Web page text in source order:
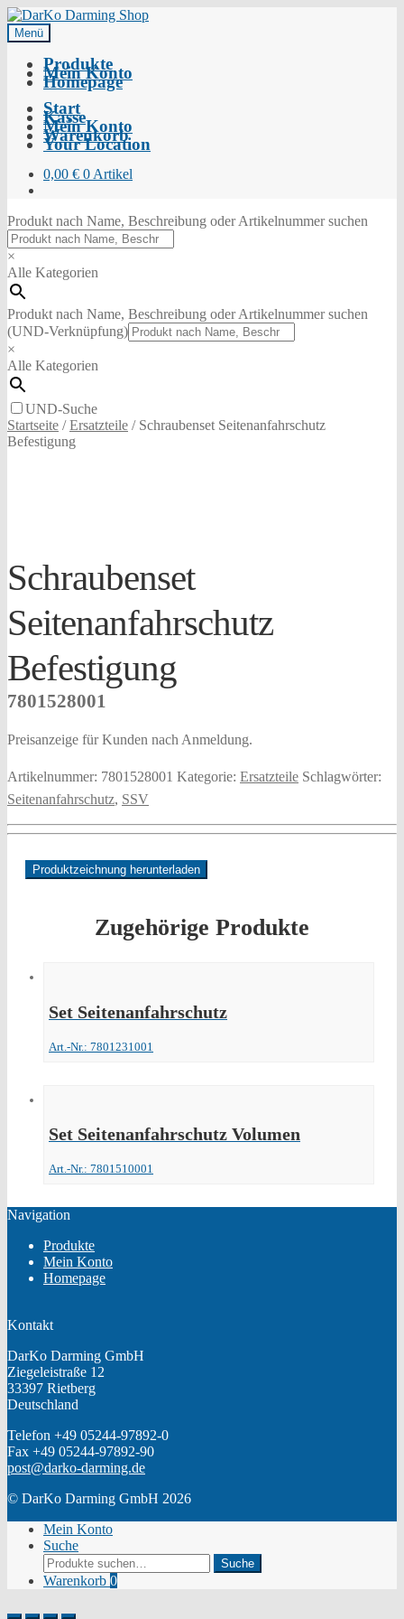
Menü
Produkte
Mein Konto
Homepage
Start
Kasse
Mein Konto
Warenkorb
Your Location
0,00 € 0 Artikel
Produkt nach Name, Beschreibung oder Artikelnummer suchen
×
Alle Kategorien
Produkt nach Name, Beschreibung oder Artikelnummer suchen
(UND-Verknüpfung)
×
Alle Kategorien
UND-Suche
Startseite /Ersatzteile / Schraubenset Seitenanfahrschutz
Befestigung
Schraubenset
Seitenanfahrschutz
Befestigung
7801528001
Preisanzeige für Kunden nach Anmeldung.
Artikelnummer: 7801528001 Kategorie: Ersatzteile Schlagwörter:
Seitenanfahrschutz, SSV
Produktzeichnung herunterladen
Zugehörige Produkte
Set Seitenanfahrschutz
Art.-Nr.: 7801231001
Set Seitenanfahrschutz Volumen
Art.-Nr.: 7801510001
Navigation
Produkte
Mein Konto
Homepage
Kontakt
DarKo Darming GmbH
Ziegeleistraße 12
33397 Rietberg
Deutschland
Telefon +49 05244-97892-0
Fax +49 05244-97892-90
post@darko-darming.de
© DarKo Darming GmbH 2026
Mein Konto
Suche
Suche
nach:
Suche
Warenkorb 0